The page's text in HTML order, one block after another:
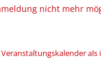
nicht mehr
als